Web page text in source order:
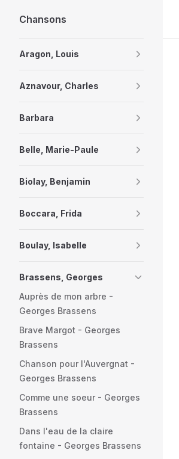
Skip to content
Chansons
Aragon, Louis
Aznavour, Charles
Barbara
Belle, Marie-Paule
Biolay, Benjamin
Boccara, Frida
Boulay, Isabelle
Brassens, Georges
Auprès de mon arbre -
Georges Brassens
Brave Margot - Georges
Brassens
Chanson pour l'Auvergnat -
Georges Brassens
Comme une soeur - Georges
Brassens
Dans l'eau de la claire
fontaine - Georges Brassens